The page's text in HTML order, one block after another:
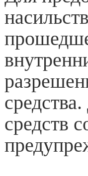
средств